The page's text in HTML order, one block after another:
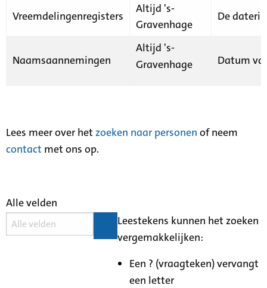
Vreemdelingenregisters
Altijd 's-
Gravenhage
De
Naamsaannemingen
Altijd 's-
Gravenhage
Datum
Lees meer over het zoeken naar personen of neem
contact met ons op.
Alle velden
Leestekens kunnen het zoeken
vergemakkelijken:
Een ? (vraagteken) vervangt
een letter